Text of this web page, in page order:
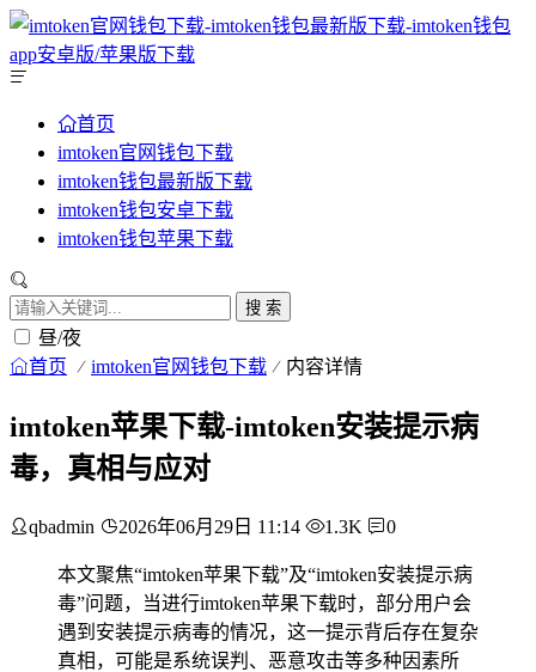
首页
imtoken官网钱包下载
imtoken钱包最新版下载
imtoken钱包安卓下载
imtoken钱包苹果下载
搜 索
昼/夜
首页 imtoken官网钱包下载 内容详情
imtoken苹果下载-imtoken安装提示病
毒，真相与应对
qbadmin 2026年06月29日 11:14 1.3K 0
本文聚焦“imtoken苹果下载”及“imtoken安装提示病
毒”问题，当进行imtoken苹果下载时，部分用户会
遇到安装提示病毒的情况，这一提示背后存在复杂
真相，可能是系统误判、恶意攻击等多种因素所